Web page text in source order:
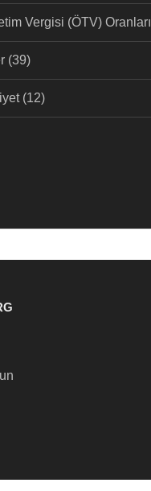
Vergisi (ÖTV) Oranları
(39)
(12)